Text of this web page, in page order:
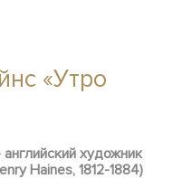
«Утро
художник
Haines, 1812-1884)